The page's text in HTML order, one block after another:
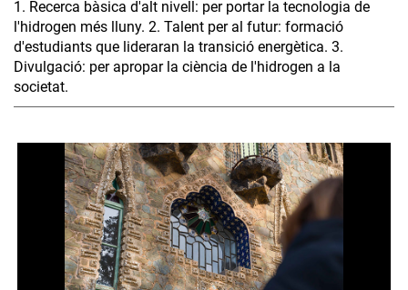
1. Recerca bàsica d'alt nivell: per portar la tecnologia de
l'hidrogen més lluny. 2. Talent per al futur: formació
d'estudiants que lideraran la transició energètica. 3.
Divulgació: per apropar la ciència de l'hidrogen a la
societat.